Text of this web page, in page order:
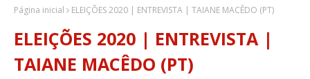
ESPORTE (TV BAHIA - REDE GLOBO 03/06/2024)
Página inicial ELEIÇÕES 2020 | ENTREVISTA | TAIANE MACÊDO (PT)
ELEIÇÕES 2020 | ENTREVISTA |
TAIANE MACÊDO (PT)